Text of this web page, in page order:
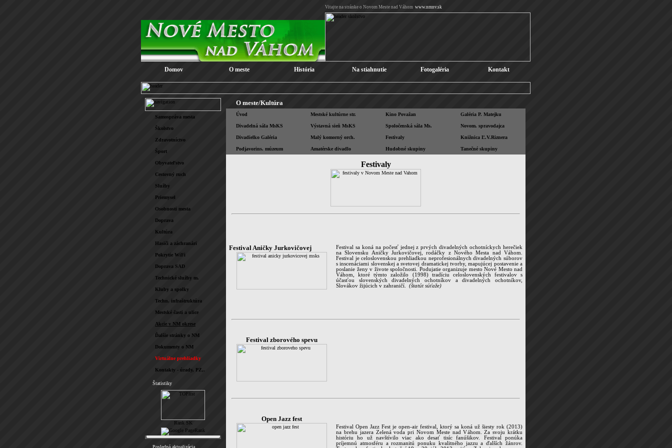
Vitajte na stránke o Novom Meste nad Váhom www.nmnv.sk
Domov O meste História Na stiahnutie Fotogaléria Kontakt
Samospráva mesta
Školstvo
Zdravotníctvo
Šport
Obyvateľstvo
Cestovný ruch
Služby
Priemysel
Osobnosti mesta
Doprava
Kultúra
Hasiči a záchranári
Pokrytie WiFi
Doprava SAD
Technické služby m.
Kluby a spolky
Techn. infraštruktúra
Mestské časti a ulice
Akcie v NM okrese
Ďalšie stránky o NM
Dokumenty o NM
Virtuálne prehliadky
Kontakty - úrady, PZ,.
Štatistiky
Posledná aktualizácia
O meste/Kultúra
Úvod Mestské kultúrne str. Kino Považan Galéria P. Matejku
Divadelná sála MsKS Výstavná sieň MsKS Spoločenská sála Ms. Novom. spravodajca
Divadielko Galéria Malý komorný orch. Festivaly Knižnica Ľ.V.Riznera
Podjavorins. múzeum Amatérske divadlo Hudobné skupiny Tanečné skupiny
Festivaly
Festival Aničky Jurkovičovej
Festival sa koná na počesť jednej z prvých divadelných ochotníckych herečiek
na Slovensku Aničky Jurkovičovej, rodáčky z Nového Mesta nad Váhom.
Festival je celoslovenskou prehliadkou neprofesionálnych divadelných súborov
s inscenáciami slovenskej a svetovej dramatickej tvorby, mapujúcej postavenie a
poslanie ženy v živote spoločnosti. Podujatie organizuje mesto Nové Mesto nad
Váhom, ktoré týmto založilo (1998) tradíciu celoslovenských festivalov s
účasťou slovenských divadelných ochotníkov a divadelných ochotníkov,
Slovákov žijúcich v zahraničí. (štatút súťaže)
Festival zborového spevu
Open Jazz fest
Festival Open Jazz Fest je open-air festival, ktorý sa koná už šiesty rok (2013)
na brehu jazera Zelená voda pri Novom Meste nad Váhom. Za svoju krátku
históriu ho už navštívilo viac ako desať tisíc fanúšikov. Festival ponúka
príjemnú atmosféru a rozmanitú ponuku kvalitného jazzu a ďalších žánrov.